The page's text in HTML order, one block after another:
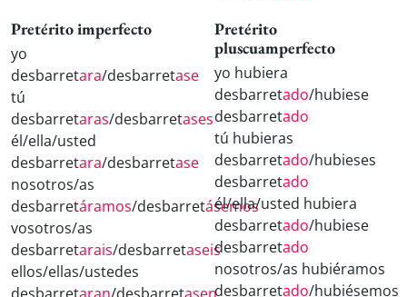
Pretérito imperfecto
yo
desbarretara/desbarretase
tú
desbarretaras/desbarretases
él/ella/usted
desbarretara/desbarretase
nosotros/as
desbarretáramos/desbarretásemos
vosotros/as
desbarretarais/desbarretaseis
ellos/ellas/ustedes
desbarretaran/desbarretasen
Pretérito
pluscuamperfecto
yo hubiera
desbarretado/hubiese
desbarretado
tú hubieras
desbarretado/hubieses
desbarretado
él/ella/usted hubiera
desbarretado/hubiese
desbarretado
nosotros/as hubiéramos
desbarretado/hubiésemos